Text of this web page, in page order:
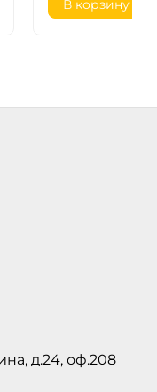
В корзину
д.24, оф.208